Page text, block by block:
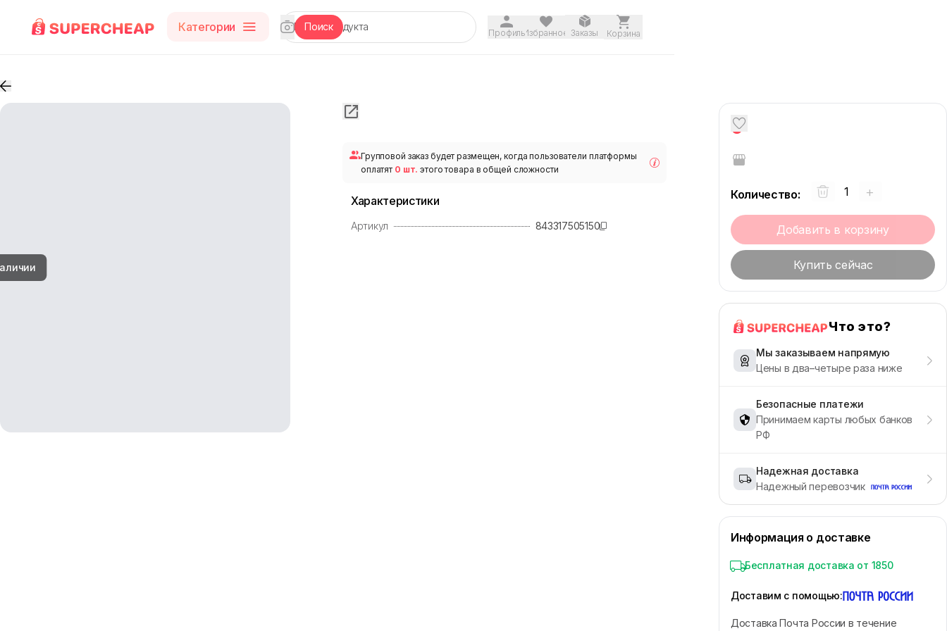
Категории Поиск ПрофильИзбранное Заказы Корзина
Групповой заказ будет размещен, когда пользователи платформы
оплатят 0 шт. этого товара в общей сложности
Характеристики
Артикул 843317505150
0
Количество: +
Добавить в корзину
Купить сейчас
Что это?
Мы заказываем напрямую
Цены в два–четыре раза ниже
Безопасные платежи
Принимаем карты любых банков
РФ
Надежная доставка
Надежный перевозчик
Информация о доставке
Бесплатная доставка от 1850
Доставим с помощью:
Доставка Почта России в течение